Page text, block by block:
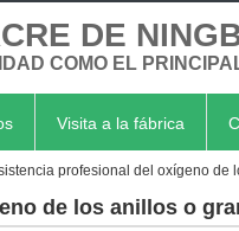
DE
COMO EL
Visita a la fábrica
profesional del oxígeno de
de los anillos o